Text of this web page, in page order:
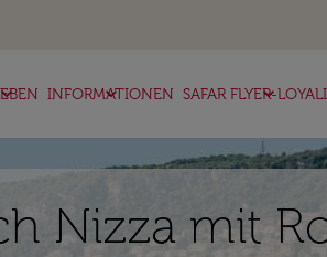
INFORMATIONEN
keyboard_arrow_down SAFAR FLYER-
keyboard_arrow_down
Nizza mit